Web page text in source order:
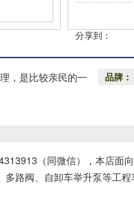
分享到：
，是比较亲民的一
品牌：
（同微信），本店面
路阀、自卸车举升泵等工